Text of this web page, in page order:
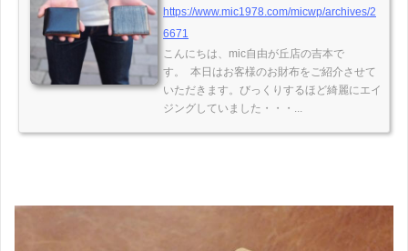
https://www.mic1978.com/micwp/archives/2
6671
こんにちは、mic自由が丘店の吉本で
す。 本日はお客様のお財布をご紹介させて
いただきます。びっくりするほど綺麗にエイ
ジングしていました・・・...